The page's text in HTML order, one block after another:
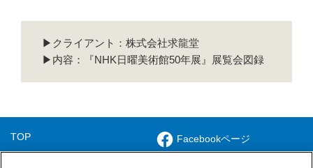
▶クライアント：株式会社求龍堂
▶内容：『NHK日曜美術館50年展』展覧会図録
TOP
ソリューション
Facebookページ